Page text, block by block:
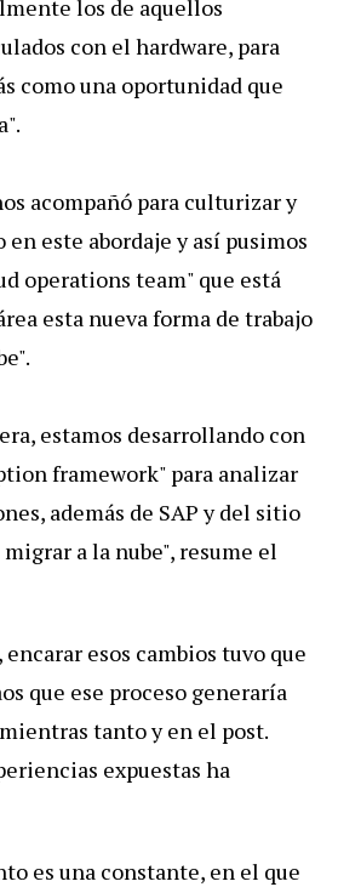
los de aquellos
con el hardware, para
como una oportunidad que
acompañó para culturizar y
este abordaje y así pusimos
operations team" que está
esta nueva forma de trabajo
estamos desarrollando con
framework" para analizar
además de SAP y del sitio
a la nube", resume el
encarar esos cambios tuvo que
que ese proceso generaría
tanto y en el post.
expuestas ha
es una constante, en el que